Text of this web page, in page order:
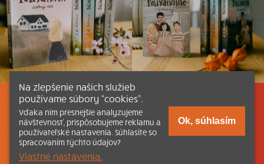
Listovať Obsah Dokumenty a články
Kontakt Tlačená verzia Katechizmu
© 2026 katechizmus.sk |
Na zlepšenie našich služieb
používame súbory “cookies”.
Vďaka nim presnejšie analyzujeme
návštevnosť, prispôsobujeme reklamu a
používateľské nastavenia. Súhlasíte so
spracovaním týchto údajov?
Vlastné nastavenia.
Ok, súhlasím